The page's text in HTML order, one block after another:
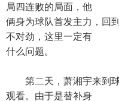
局四连败的局面，他
俩身为球队首发主力，回
不对劲，这里一定有
什么问题。
第二天，萧湘宇来到球
观看。由于是替补身